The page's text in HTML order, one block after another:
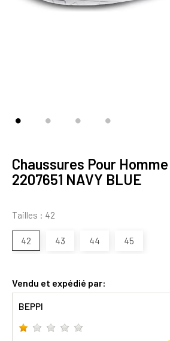
Chaussures Pour
2207651 NAVY BLUE
Tailles : 42
42 43 44 45
Vendu et expédié par:
BEPPI